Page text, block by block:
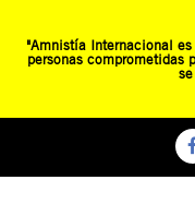
"Amnistía Internacional
personas comprometidas